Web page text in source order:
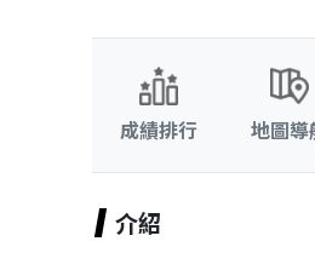
成績排行 地圖導
介紹